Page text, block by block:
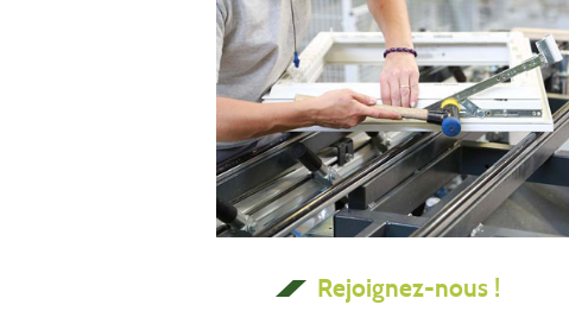
Rejoignez-nous !